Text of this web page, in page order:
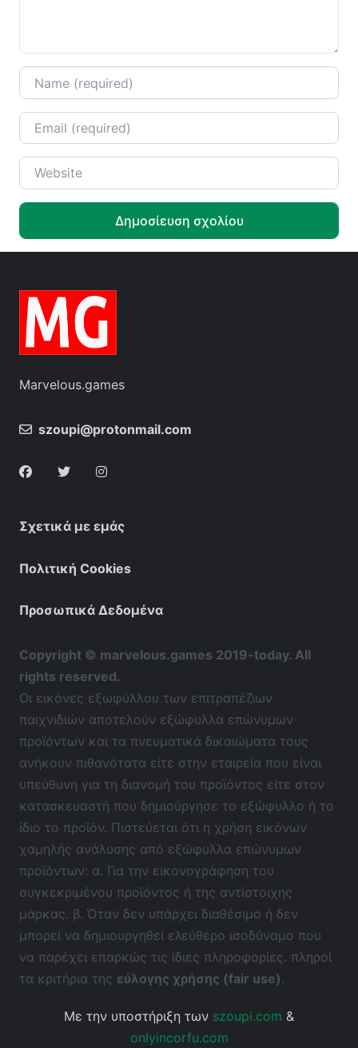
Name
Email
Website
Marvelous.games
szoupi@protonmail.com
Σχετικά με εμάς
Πολιτική Cookies
Προσωπικά Δεδομένα
Copyright © marvelous.games 2019-today. All
rights reserved.
Οι εικόνες εξωφύλλου των επιτραπέζιων
παιχνιδιών αποτελούν εξώφυλλα επώνυμων
προϊόντων και τα πνευματικά δικαιώματα τους
ανήκουν πιθανότατα είτε στην εταιρεία που είναι
υπεύθυνη για τη διανομή του προϊόντος είτε στον
κατασκευαστή που δημιούργησε το εξώφυλλο ή το
ίδιο το προϊόν. Πιστεύεται ότι η χρήση εικόνων
χαμηλής ανάλυσης από εξώφυλλα επώνυμων
προϊόντων: α. Για την εικονογράφηση του
συγκεκριμένου προϊόντος ή της αντίστοιχης
μάρκας. β. Όταν δεν υπάρχει διαθέσιμο ή δεν
μπορεί να δημιουργηθεί ελεύθερο ισοδύναμο που
να παρέχει επαρκώς τις ίδιες πληροφορίες. πληροί
τα κριτήρια της εύλογης χρήσης (fair use).
Με την υποστήριξη των szoupi.com &
onlyincorfu.com